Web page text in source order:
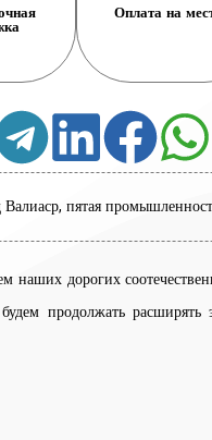
Оплата на
пятая
дорогих
продолжать расширять